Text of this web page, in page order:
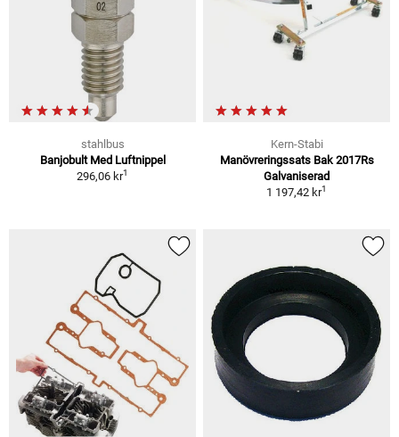
stahlbus
Banjobult Med Luftnippel
296,06 kr1
Kern-Stabi
Manövreringssats Bak 2017Rs
Galvaniserad
1 197,42 kr1